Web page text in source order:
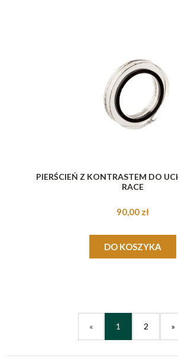
PIERŚCIEŃ Z KONTRASTEM DO
RACE
90,00 zł
DO KOSZYKA
« 1 2 »